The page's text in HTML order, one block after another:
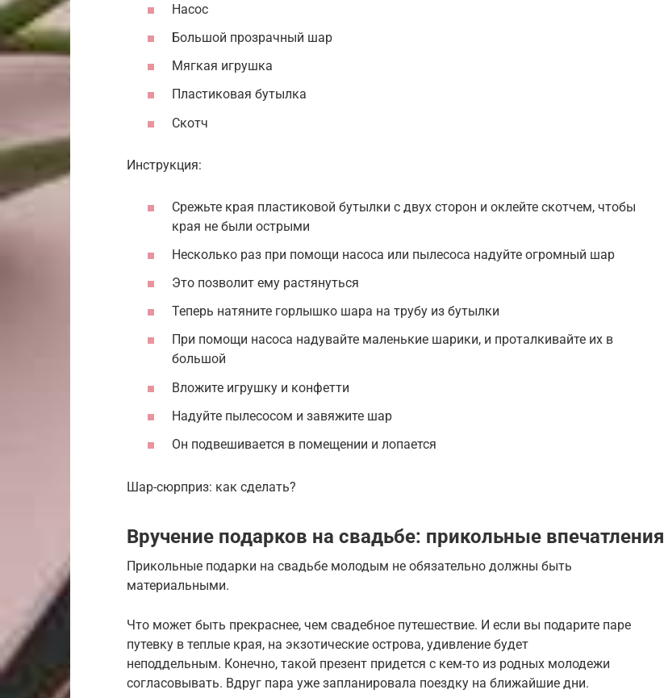
Насос
Большой прозрачный шар
Мягкая игрушка
Пластиковая бутылка
Скотч
Инструкция:
Срежьте края пластиковой бутылки с двух сторон и оклейте скотчем, чтобы
края не были острыми
Несколько раз при помощи насоса или пылесоса надуйте огромный шар
Это позволит ему растянуться
Теперь натяните горлышко шара на трубу из бутылки
При помощи насоса надувайте маленькие шарики, и проталкивайте их в
большой
Вложите игрушку и конфетти
Надуйте пылесосом и завяжите шар
Он подвешивается в помещении и лопается
Шар-сюрприз: как сделать?
Вручение подарков на свадьбе: прикольные впечатления
Прикольные подарки на свадьбе молодым не обязательно должны быть
материальными.
Что может быть прекраснее, чем свадебное путешествие. И если вы подарите паре
путевку в теплые края, на экзотические острова, удивление будет
неподдельным. Конечно, такой презент придется с кем-то из родных молодежи
согласовывать. Вдруг пара уже запланировала поездку на ближайшие дни.